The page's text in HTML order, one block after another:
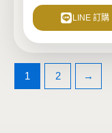
LINE 訂購
1 2 →